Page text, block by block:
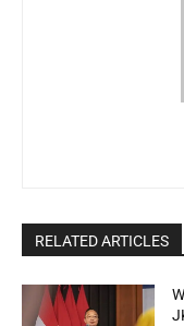
RELATED ARTICLES